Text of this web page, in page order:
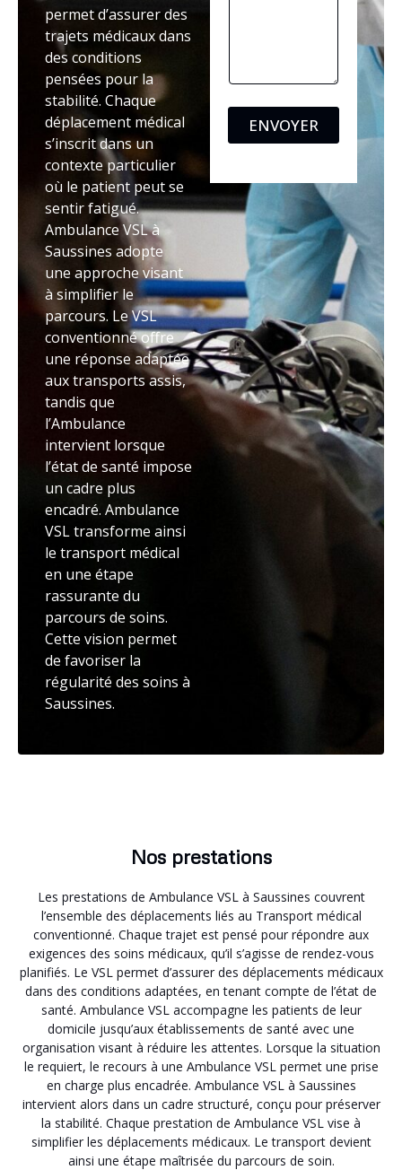
permet d’assurer des
trajets médicaux dans
des conditions
pensées pour la
stabilité. Chaque
déplacement médical
s’inscrit dans un
contexte particulier
où le patient peut se
sentir fatigué.
Ambulance VSL à
Saussines adopte
une approche visant
à simplifier le
parcours. Le VSL
conventionné offre
une réponse adaptée
aux transports assis,
tandis que
l’Ambulance
intervient lorsque
l’état de santé impose
un cadre plus
encadré. Ambulance
VSL transforme ainsi
le transport médical
en une étape
rassurante du
parcours de soins.
Cette vision permet
de favoriser la
régularité des soins à
Saussines.
ENVOYER
Nos prestations
Les prestations de Ambulance VSL à Saussines couvrent
l’ensemble des déplacements liés au Transport médical
conventionné. Chaque trajet est pensé pour répondre aux
exigences des soins médicaux, qu’il s’agisse de rendez-vous
planifiés. Le VSL permet d’assurer des déplacements médicaux
dans des conditions adaptées, en tenant compte de l’état de
santé. Ambulance VSL accompagne les patients de leur
domicile jusqu’aux établissements de santé avec une
organisation visant à réduire les attentes. Lorsque la situation
le requiert, le recours à une Ambulance VSL permet une prise
en charge plus encadrée. Ambulance VSL à Saussines
intervient alors dans un cadre structuré, conçu pour préserver
la stabilité. Chaque prestation de Ambulance VSL vise à
simplifier les déplacements médicaux. Le transport devient
ainsi une étape maîtrisée du parcours de soin.